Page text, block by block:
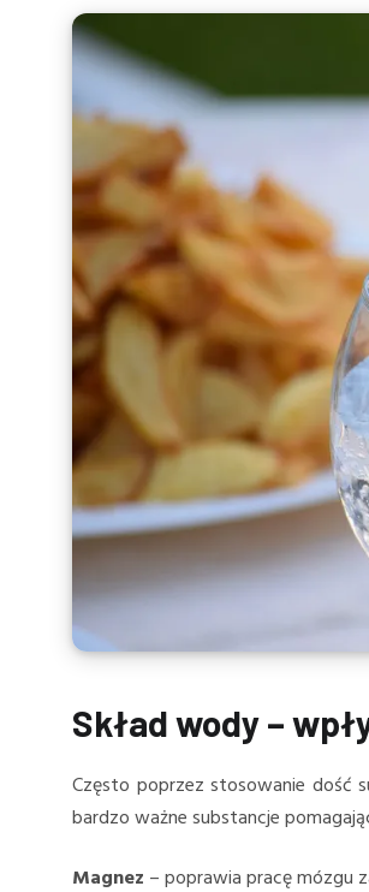
Skład wody –
Często poprzez stosowanie dość
bardzo ważne substancje
Magnez – poprawia pracę mózgu